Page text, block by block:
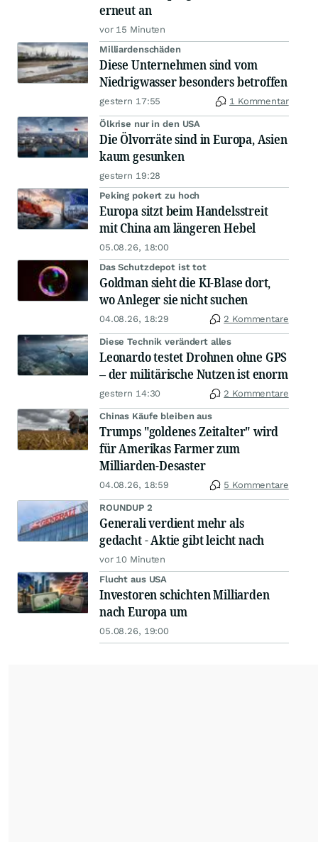
erneut an
vor 15 Minuten
Milliardenschäden
Diese Unternehmen sind vom
Niedrigwasser besonders betroffen
gestern 17:55 1 Kommentar
Ölkrise nur in den USA
Die Ölvorräte sind in Europa, Asien
kaum gesunken
gestern 19:28
Peking pokert zu hoch
Europa sitzt beim Handelsstreit
mit China am längeren Hebel
05.08.26, 18:00
Das Schutzdepot ist tot
Goldman sieht die KI-Blase dort,
wo Anleger sie nicht suchen
04.08.26, 18:29 2 Kommentare
Diese Technik verändert alles
Leonardo testet Drohnen ohne GPS
– der militärische Nutzen ist enorm
gestern 14:30 2 Kommentare
Chinas Käufe bleiben aus
Trumps "goldenes Zeitalter" wird
für Amerikas Farmer zum
Milliarden-Desaster
04.08.26, 18:59 5 Kommentare
ROUNDUP 2
Generali verdient mehr als
gedacht - Aktie gibt leicht nach
vor 10 Minuten
Flucht aus USA
Investoren schichten Milliarden
nach Europa um
05.08.26, 19:00